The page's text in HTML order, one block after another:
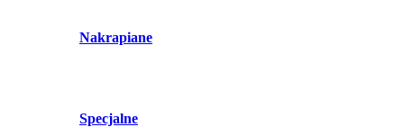
Nakrapiane
Specjalne